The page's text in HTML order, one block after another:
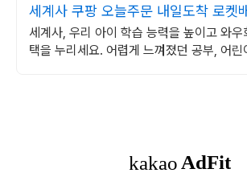
세계사 쿠팡 오늘주문 내일도착 로켓
세계사, 우리 아이 학습 능력을 높이고 와우
택을 누리세요. 어렵게 느껴졌던 공부, 어린